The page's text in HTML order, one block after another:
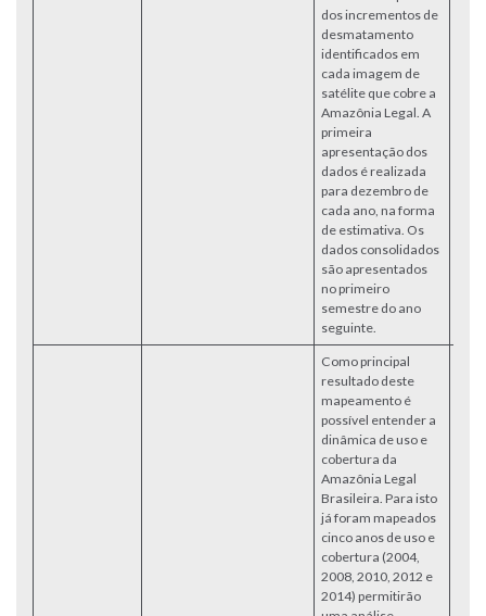
dos incrementos de
desmatamento
identificados em
cada imagem de
satélite que cobre a
Amazônia Legal. A
primeira
apresentação dos
dados é realizada
para dezembro de
cada ano, na forma
de estimativa. Os
dados consolidados
são apresentados
no primeiro
semestre do ano
seguinte.
Como principal
resultado deste
mapeamento é
possível entender a
dinâmica de uso e
cobertura da
Amazônia Legal
Brasileira. Para isto
já foram mapeados
cinco anos de uso e
cobertura (2004,
2008, 2010, 2012 e
2014) permitirão